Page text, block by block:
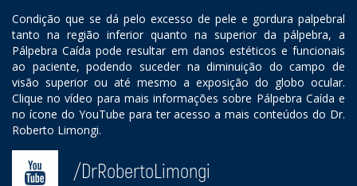
Condição que se dá pelo excesso de pele e gordura palpebral
tanto na região inferior quanto na superior da pálpebra, a
Pálpebra Caída pode resultar em danos estéticos e funcionais
ao paciente, podendo suceder na diminuição do campo de
visão superior ou até mesmo a exposição do globo ocular.
Clique no vídeo para mais informações sobre Pálpebra Caída e
no ícone do YouTube para ter acesso a mais conteúdos do Dr.
Roberto Limongi.
/DrRobertoLimongi